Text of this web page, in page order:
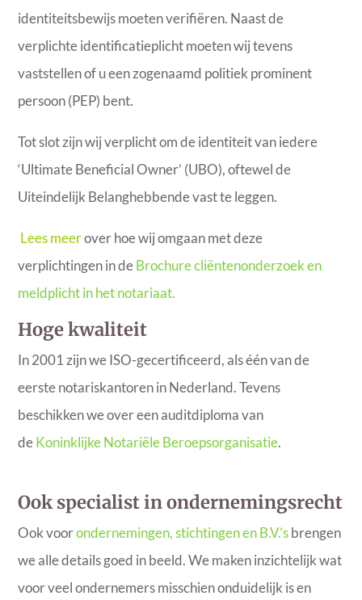
identiteitsbewijs moeten verifiëren. Naast de
verplichte identificatieplicht moeten wij tevens
vaststellen of u een zogenaamd politiek prominent
persoon (PEP) bent.
Tot slot zijn wij verplicht om de identiteit van iedere
‘Ultimate Beneficial Owner’ (UBO), oftewel de
Uiteindelijk Belanghebbende vast te leggen.
Lees meerover hoe wij omgaan met deze
verplichtingen in deBrochure cliëntenonderzoek en
meldplicht in het notariaat.
Hoge kwaliteit
In 2001 zijn we ISO-gecertificeerd, als één van de
eerste notariskantoren in Nederland. Tevens
beschikken we over een auditdiploma van
deKoninklijke Notariële Beroepsorganisatie.
Ook specialist in ondernemingsrecht
Ook voorondernemingen, stichtingen en B.V.’sbrengen
we alle details goed in beeld. We maken inzichtelijk wat
voor veel ondernemers misschien onduidelijk is en